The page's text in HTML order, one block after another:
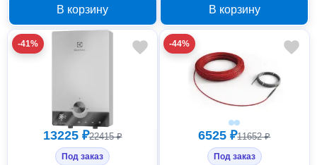
1039854
В корзину
DryHeat 1039853
В корзину
-41%
13225 ₽22415 ₽
Под заказ
-44%
6525 ₽11652 ₽
Под заказ